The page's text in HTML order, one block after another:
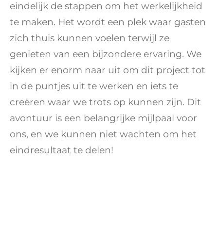
eindelijk de stappen om het werkelijkheid
te maken. Het wordt een plek waar gasten
zich thuis kunnen voelen terwijl ze
genieten van een bijzondere ervaring. We
kijken er enorm naar uit om dit project tot
in de puntjes uit te werken en iets te
creëren waar we trots op kunnen zijn. Dit
avontuur is een belangrijke mijlpaal voor
ons, en we kunnen niet wachten om het
eindresultaat te delen!